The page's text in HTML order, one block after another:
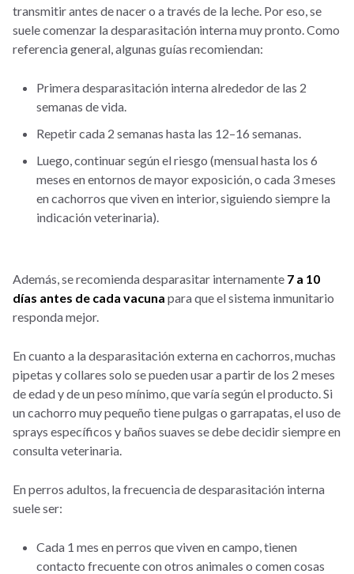
transmitir antes de nacer o a través de la leche. Por eso, se
suele comenzar la desparasitación interna muy pronto. Como
referencia general, algunas guías recomiendan:
Primera desparasitación interna alrededor de las 2
semanas de vida.
Repetir cada 2 semanas hasta las 12–16 semanas.
Luego, continuar según el riesgo (mensual hasta los 6
meses en entornos de mayor exposición, o cada 3 meses
en cachorros que viven en interior, siguiendo siempre la
indicación veterinaria).
Además, se recomienda desparasitar internamente 7 a 10
días antes de cada vacuna para que el sistema inmunitario
responda mejor.
En cuanto a la desparasitación externa en cachorros, muchas
pipetas y collares solo se pueden usar a partir de los 2 meses
de edad y de un peso mínimo, que varía según el producto. Si
un cachorro muy pequeño tiene pulgas o garrapatas, el uso de
sprays específicos y baños suaves se debe decidir siempre en
consulta veterinaria.
En perros adultos, la frecuencia de desparasitación interna
suele ser:
Cada 1 mes en perros que viven en campo, tienen
contacto frecuente con otros animales o comen cosas